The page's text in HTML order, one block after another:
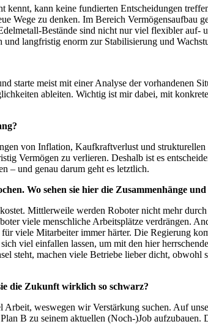
kennt, kann keine fundierten Entscheidungen
Wege zu denken. Im Bereich Vermögensaufbau
Bestände sind nicht nur viel flexibler auf-
langfristig enorm zur Stabilisierung und
starte meist mit einer Analyse der vorhandenen
ableiten. Wichtig ist mir dabei, mit
von Inflation, Kaufkraftverlust und
Vermögen zu verlieren. Deshalb ist es
– und genau darum geht es letztlich.
Wo sehen sie hier die Zusammenhänge
Mittlerweile werden Roboter nicht mehr
viele menschliche Arbeitsplätze verdrängen.
viele Mitarbeiter immer härter. Die Regierung
viel einfallen lassen, um mit den hier
steht, machen viele Betriebe lieber dicht, obwohl
die Zukunft wirklich so schwarz?
weswegen wir Verstärkung suchen. Auf
B zu seinem aktuellen (Noch-)Job